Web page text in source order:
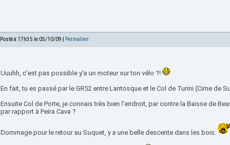
Posté à 17h35 le 05/10/09 | Permalien
Uuuhh, c'est pas possible y'a un moteur sur ton vélo ?!
En fait, tu es passé par le GR52 entre Lantosque et le Col de Turini (Cime de
Ensuite Col de Porte, je connais très bien l'endroit, par contre la Baisse de
par rapport à Peira Cava ?
Dommage pour le retour au Suquet, y a une belle descente dans les bois.